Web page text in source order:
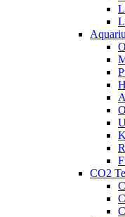
CO2